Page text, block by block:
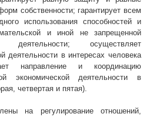
собственности; гарантирует всем
использования способностей и
и иной не запрещенной
деятельности; осуществляет
деятельности в интересах человека
направление и координацию
экономической деятельности в
четвертая и пятая).
на регулирование отношений,